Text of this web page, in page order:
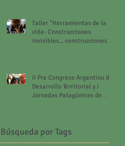
Taller "Herramientas de la
vida- Construcciones
invisibles... construcciones
II Pre Congreso Argentino de
Desarrollo Territorial y I
Jornadas Patagónicas de
Búsqueda por Tags